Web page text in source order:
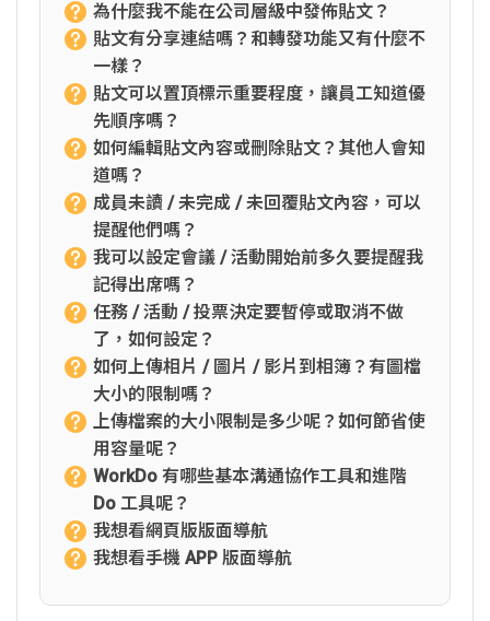
為什麼我不能在公司層級中發佈貼文？
貼文有分享連結嗎？和轉發功能又有什麼不
一樣？
貼文可以置頂標示重要程度，讓員工知道優
先順序嗎？
如何編輯貼文內容或刪除貼文？其他人會知
道嗎？
成員未讀 / 未完成 / 未回覆貼文內容，可以
提醒他們嗎？
我可以設定會議 / 活動開始前多久要提醒我
記得出席嗎？
任務 / 活動 / 投票決定要暫停或取消不做
了，如何設定？
如何上傳相片 / 圖片 / 影片到相簿？有圖檔
大小的限制嗎？
上傳檔案的大小限制是多少呢？如何節省使
用容量呢？
WorkDo 有哪些基本溝通協作工具和進階
Do 工具呢？
我想看網頁版版面導航
我想看手機 APP 版面導航